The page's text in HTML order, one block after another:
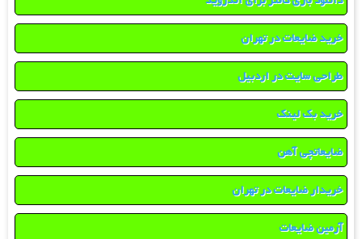
خرید ضایعات در تهران
طراحی سایت در اردبیل
خرید بک لینک
ضایعاتچی آهن
خریدار ضایعات در تهران
آرمین ضایعات